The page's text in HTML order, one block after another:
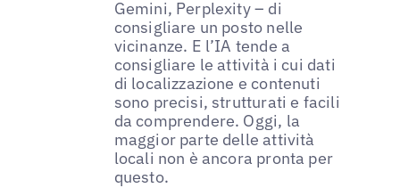
Gemini, Perplexity – di
consigliare un posto nelle
vicinanze. E l’IA tende a
consigliare le attività i cui dati
di localizzazione e contenuti
sono precisi, strutturati e facili
da comprendere. Oggi, la
maggior parte delle attività
locali non è ancora pronta per
questo.